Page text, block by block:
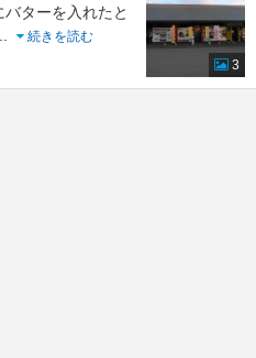
ターを入れたと
続きを読む
3